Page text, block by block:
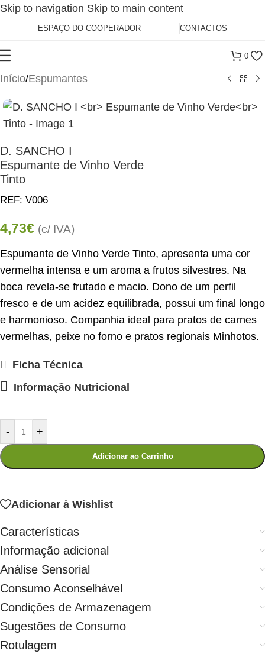
Skip to navigation Skip to main content
ESPAÇO DO COOPERADOR CONTACTOS
0
Início/Espumantes
D. SANCHO I
Espumante de Vinho Verde
Tinto
REF: V006
4,73€ (c/ IVA)
Espumante de Vinho Verde Tinto, apresenta uma cor
vermelha intensa e um aroma a frutos silvestres. Na
boca revela-se frutado e macio. Dono de um perfil
fresco e de um acidez equilibrada, possui um final longo
e harmonioso. Companhia ideal para pratos de carnes
vermelhas, peixe no forno e pratos regionais Minhotos.
Ficha Técnica
Informação Nutricional
- +
Adicionar ao Carrinho
Adicionar à Wishlist
Características
Informação adicional
Análise Sensorial
Consumo Aconselhável
Condições de Armazenagem
Sugestões de Consumo
Rotulagem